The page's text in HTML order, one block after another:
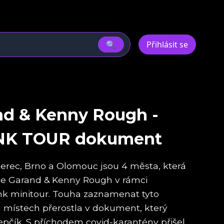
🔍 Přihlásit se
& Kenny Rough -
TOUR dokument
Brno a Olomouc jsou 4 města, která
Garand & Kenny Rough v rámci
minitour. Touha zaznamenat tyto
místech přerostla v dokument, který
S příchodem covid-karantény přišel